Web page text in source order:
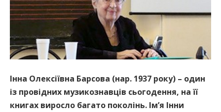
Інна Олексіївна Барсова (нар. 1937 року) – один
із провідних музикознавців сьогодення, на її
книгах виросло багато поколінь. Ім’я Інни